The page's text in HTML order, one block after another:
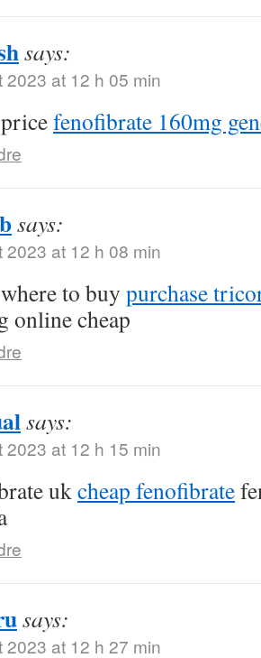
says:
2023 at 12 h 05 min
fenofibrate 160mg
says:
2023 at 12 h 08 min
to buy purchase
online cheap
says:
2023 at 12 h 15 min
ukcheap fenofibrate
says:
2023 at 12 h 27 min